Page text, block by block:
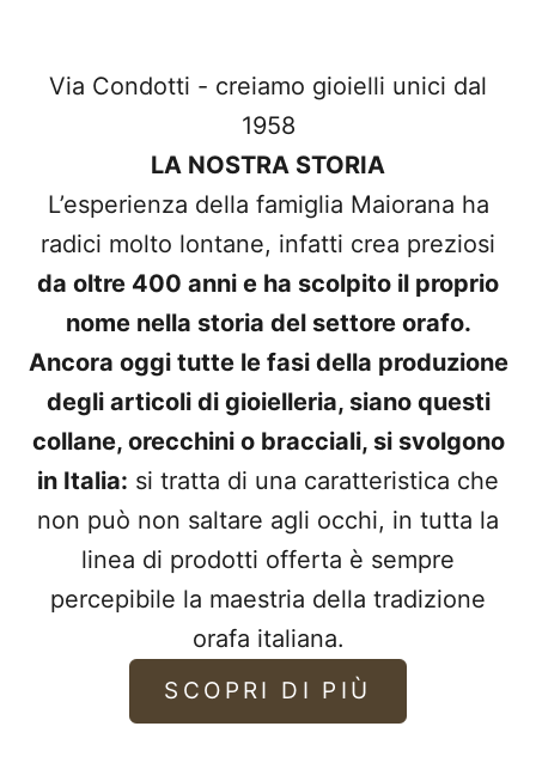
Via Condotti - creiamo gioielli unici dal
1958
LA NOSTRA STORIA
L’esperienza della famiglia Maiorana ha
radici molto lontane, infatti crea preziosi
da oltre 400 anni e ha scolpito il proprio
nome nella storia del settore orafo.
Ancora oggi tutte le fasi della produzione
degli articoli di gioielleria, siano questi
collane, orecchini o bracciali, si svolgono
in Italia: si tratta di una caratteristica che
non può non saltare agli occhi, in tutta la
linea di prodotti offerta è sempre
percepibile la maestria della tradizione
orafa italiana.
SCOPRI DI PIÙ